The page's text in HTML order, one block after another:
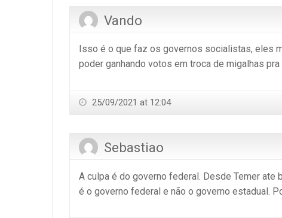
Vando
Isso é o que faz os governos socialistas, eles
poder ganhando votos em troca de migalhas
25/09/2021 at 12:04
Sebastiao
A culpa é do governo federal. Desde Temer
é o governo federal e não o governo estadual.